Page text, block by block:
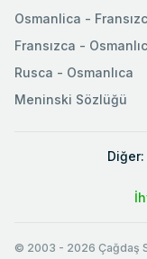
Osmanlica -
Fransızca -
Rusca - Osmanlıca
Meninski Sözlüğü
Diğer:
© 2003 - 2026 Çağdaş